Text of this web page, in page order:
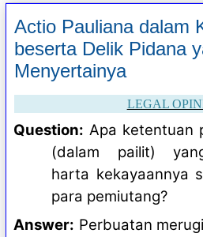
Actio Pauliana dalam
beserta Delik Pidana
Menyertainya
LEGAL
Question: Apa ketentuan
(dalam pailit)
harta kekayaannya
para pemiutang?
Answer: Perbuatan